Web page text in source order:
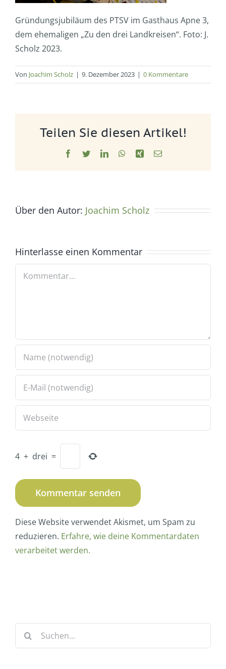
Gründungsjubiläum des PTSV im Gasthaus Apne 3,
dem ehemaligen „Zu den drei Landkreisen“. Foto: J.
Scholz 2023.
Von Joachim Scholz | 9. Dezember 2023 | 0 Kommentare
Teilen Sie diesen Artikel!
Facebook
TwitterLinkedInWhatsApp
Xing E-
Über den Autor: Joachim Scholz
Hinterlasse einen Kommentar
Kommentar
4 + drei =
Diese Website verwendet Akismet, um Spam zu
reduzieren. Erfahre, wie deine Kommentardaten
verarbeitet werden.
Suche